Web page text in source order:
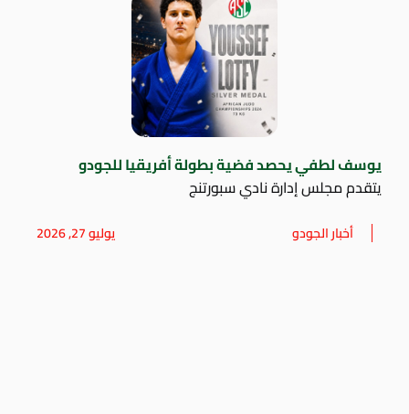
يوسف لطفي يحصد فضية بطولة أفريقيا للجودو
يتقدم مجلس إدارة نادي سبورتنج
أخبار الجودو يوليو 27, 2026